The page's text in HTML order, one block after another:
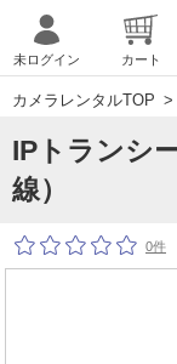
未ログイン カート
カメラレンタルTOP >
IPトランシ
線）
0件